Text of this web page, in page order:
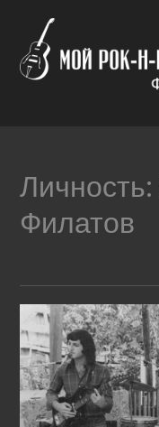
Личность:
Филатов